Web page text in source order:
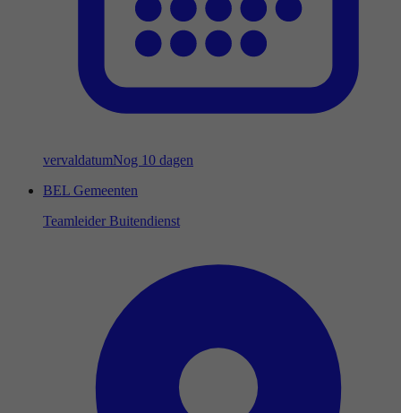
vervaldatumNog 10 dagen
BEL Gemeenten
Teamleider Buitendienst